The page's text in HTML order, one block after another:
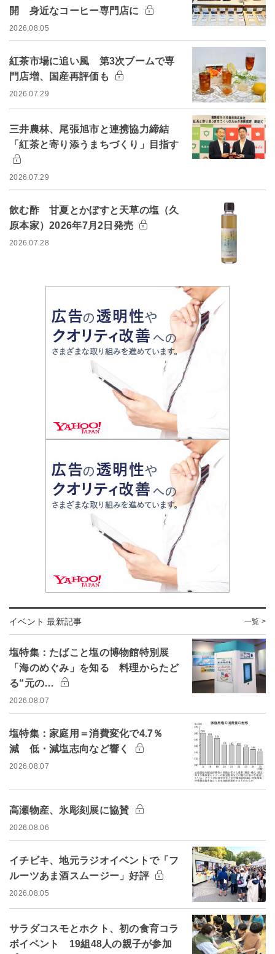
開 身近なコーヒー専門店に
2026.08.05
紅茶市場に追い風 第3次ブームで専
門店増、国産再評価も
2026.07.29
三井農林、尾張旭市と連携協力締結
「紅茶と寄り添うまちづくり」目指す
2026.07.29
飲む酢 甘夏とかぼすと天草の塩（久
原本家）2026年7月2日発売
2026.07.28
イベント 最新記事 一覧 >
塩特集：たばこと塩の博物館特別展
「海のめぐみ」を知る 料理からたど
る“元の…
2026.08.07
塩特集：家庭用＝消費変化で4.7％
減 低・減塩志向など響く
2026.08.07
高瀬物産、氷彫刻展に協賛
2026.08.06
イチビキ、地元ラジオイベントで「フ
ルーツあま酒スムージー」好評
2026.08.05
サラダコスモとホクト、初の食育コラ
ボイベント 19組48人の親子が参加